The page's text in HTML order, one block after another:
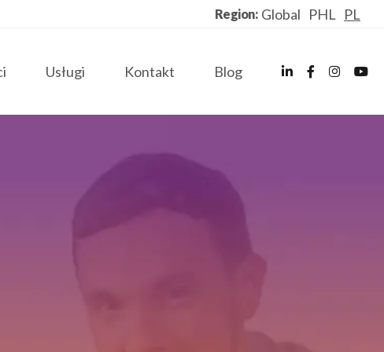
Region: Global PHL PL
Usługi Kontakt Blog